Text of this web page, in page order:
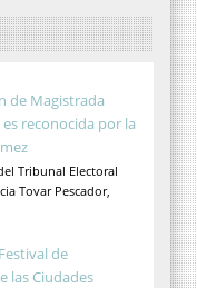
de Magistrada
reconocida por la
Tribunal Electoral
Tovar Pescador,
de
las Ciudades